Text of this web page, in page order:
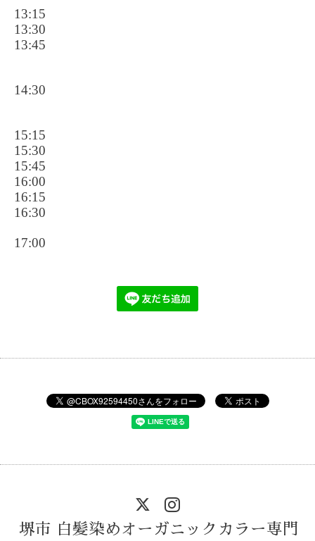
13:15
13:30
13:45
14:30
15:15
15:30
15:45
16:00
16:15
16:30
17:00
堺市 白髪染めオーガニックカラー専門